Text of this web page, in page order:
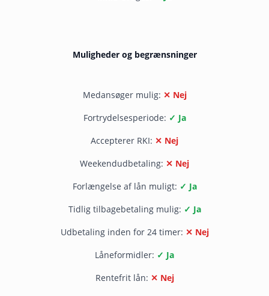
Muligheder og begrænsninger
Medansøger mulig: ✕ Nej
Fortrydelsesperiode: ✓ Ja
Accepterer RKI: ✕ Nej
Weekendudbetaling: ✕ Nej
Forlængelse af lån muligt: ✓ Ja
Tidlig tilbagebetaling mulig: ✓ Ja
Udbetaling inden for 24 timer: ✕ Nej
Låneformidler: ✓ Ja
Rentefrit lån: ✕ Nej